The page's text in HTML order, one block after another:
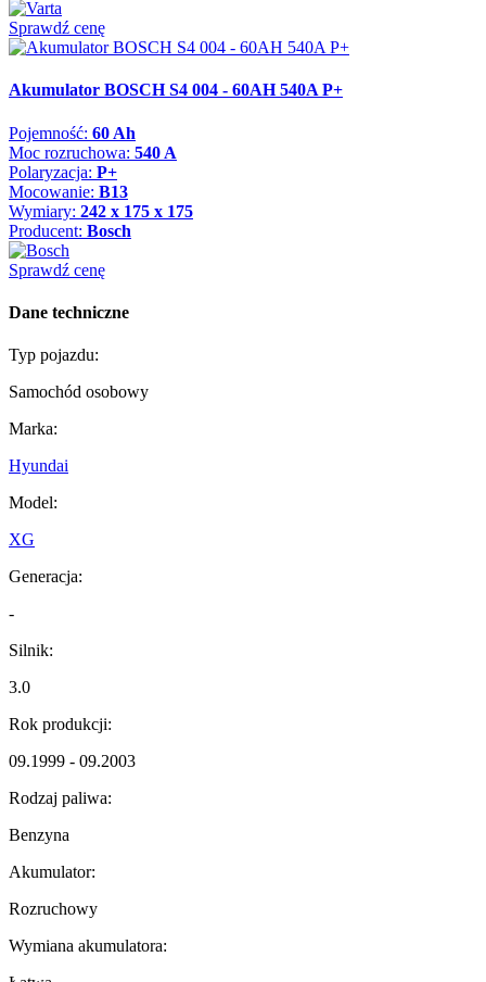
Sprawdź cenę
Akumulator BOSCH S4 004 - 60AH 540A P+
Pojemność: 60 Ah
Moc rozruchowa: 540 A
Polaryzacja: P+
Mocowanie: B13
Wymiary: 242 x 175 x 175
Producent: Bosch
Sprawdź cenę
Dane techniczne
Typ pojazdu:
Samochód osobowy
Marka:
Hyundai
Model:
XG
Generacja:
-
Silnik:
3.0
Rok produkcji:
09.1999 - 09.2003
Rodzaj paliwa:
Benzyna
Akumulator:
Rozruchowy
Wymiana akumulatora: